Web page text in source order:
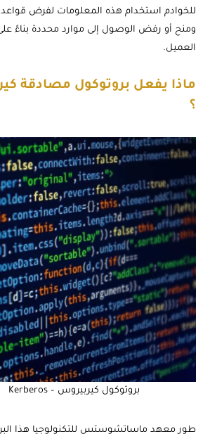
للخوادم استخدام هذه المعلومات لفرض
ومنح أو رفض الوصول إلى موارد محددة بناءً
العميل.
ماذا يفعل بروتوكول مصادقة
؟
بروتوكول كيربيروس – Kerberos
طور معهد ماساتشوستس للتكنولوجيا هذا